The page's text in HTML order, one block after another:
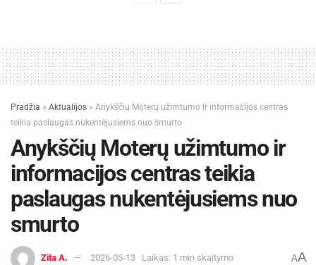
Pradžia » Aktualijos » Anykščių Moterų užimtumo ir informacijos centras
teikia paslaugas nukentėjusiems nuo smurto
Anykščių Moterų užimtumo ir
informacijos centras teikia
paslaugas nukentėjusiems nuo
smurto
Zita A. 2026-05-13 Laikas: 1 min skaitymo AA